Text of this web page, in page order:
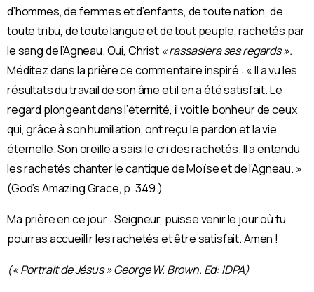
d’hommes, de femmes et d’enfants, de toute nation, de
toute tribu, de toute langue et de tout peuple, rachetés par
le sang de l’Agneau. Oui, Christ « rassasiera ses regards ».
Méditez dans la prière ce commentaire inspiré : « Il a vu les
résultats du travail de son âme et il en a été satisfait. Le
regard plongeant dans l’éternité, il voit le bonheur de ceux
qui, grâce à son humiliation, ont reçu le pardon et la vie
éternelle. Son oreille a saisi le cri des rachetés. Il a entendu
les rachetés chanter le cantique de Moïse et de l’Agneau. »
(God’s Amazing Grace, p. 349.)
Ma prière en ce jour : Seigneur, puisse venir le jour où tu
pourras accueillir les rachetés et être satisfait. Amen !
(« Portrait de Jésus » George W. Brown. Ed: IDPA)